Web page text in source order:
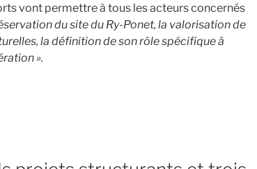
vont permettre à tous les acteurs concernés
du site du Ry-Ponet, la valorisation de
la définition de son rôle spécifique à
».